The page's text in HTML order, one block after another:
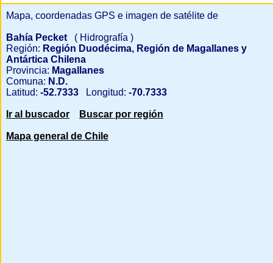
Mapa, coordenadas GPS e imagen de satélite de
Bahía Pecket
( Hidrografía )
Región: Región Duodécima, Región de Magallanes y
Antártica Chilena
Provincia: Magallanes
Comuna: N.D.
Latitud: -52.7333 Longitud: -70.7333
Ir al buscador Buscar por región
Mapa general de Chile